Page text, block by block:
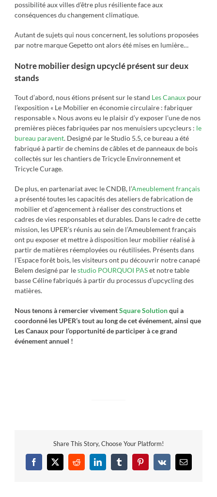
possibilité aux villes d’être plus résiliente face aux
conséquences du changement climatique.
Autant de sujets qui nous concernent, les solutions proposées
par notre marque Gepetto ont alors été mises en lumière…
Notre mobilier design upcyclé présent sur deux
stands
Tout d’abord, nous étions présent sur le stand Les Canaux pour
l’exposition « Le Mobilier en économie circulaire : fabriquer
responsable ». Nous avons eu le plaisir d’y exposer l’une de nos
premières pièces fabriquées par nos menuisiers upcycleurs : le
bureau paravent. Designé par le Studio 5.5, ce bureau a été
fabriqué à partir de chemins de câbles et de panneaux de bois
collectés sur les chantiers de Tricycle Environnement et
Tricycle Curage.
De plus, en partenariat avec le CNDB, l’Ameublement français
a présenté toutes les capacités des ateliers de fabrication de
mobilier et d’agencement à réaliser des constructions et
cadres de vies responsables et durables. Dans le cadre de cette
mission, les UPER’s réunis au sein de l’Ameublement français
ont pu exposer et mettre à disposition leur mobilier réalisé à
partir de matières réemployées ou réutilisées. Présents dans
l’Espace forêt bois, les visiteurs ont pu découvrir notre canapé
Belem designé par lestudio POURQUOI PASet notre table
basse Céline fabriqués à partir du processus d’upcycling des
matières.
Nous tenons à remercier vivementSquare Solutionqui a
coordonné les UPER’s tout au long de cet événement, ainsi que
Les Canaux pour l’opportunité de participer à ce grand
événement annuel !
Share This Story, Choose Your Platform!
Facebook
X RedditLinkedInTumblrPinterest
Vk Email